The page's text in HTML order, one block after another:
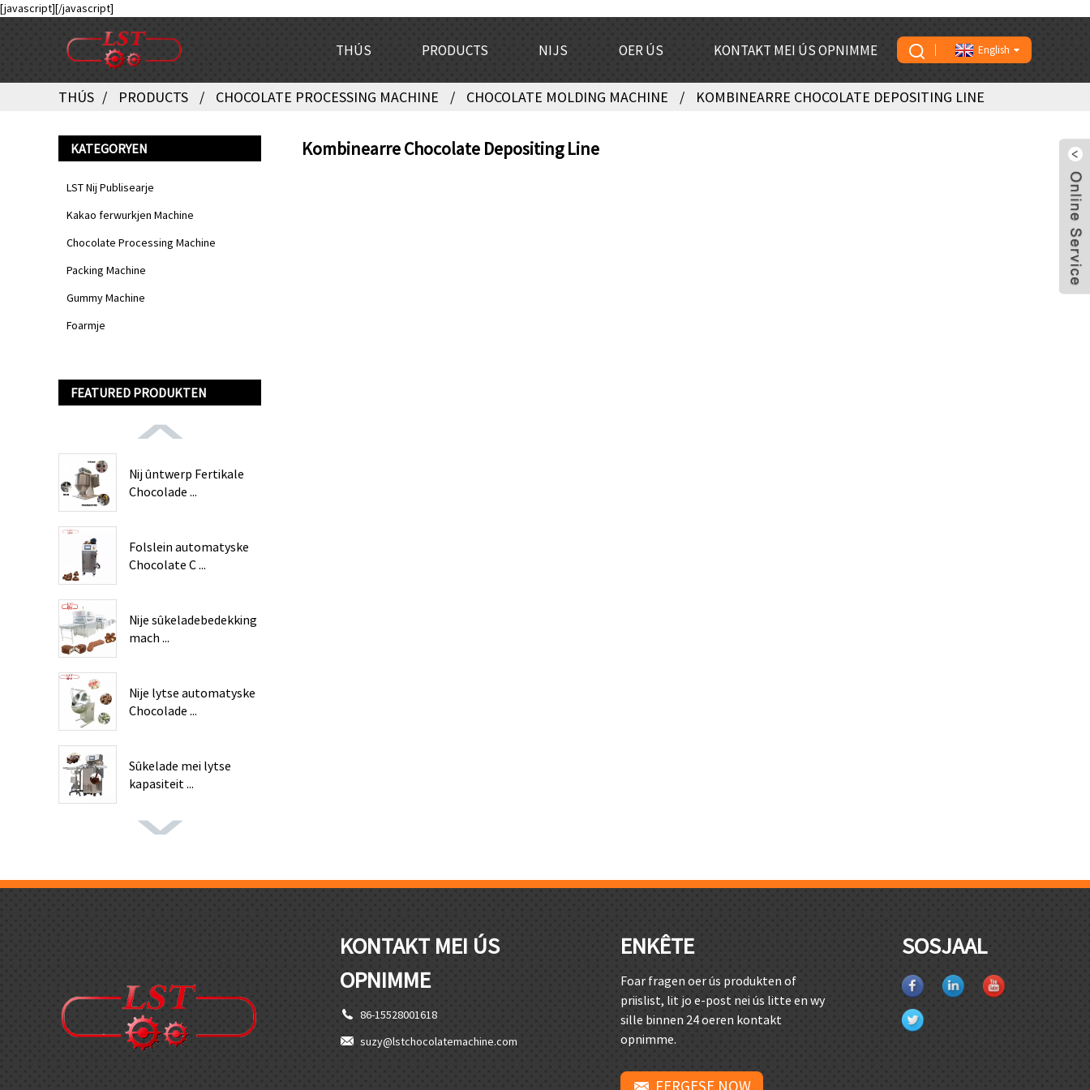
[javascript][/javascript]
THÚS PRODUCTS NIJS OER ÚS KONTAKT MEI ÚS OPNIMME English
THÚS PRODUCTS CHOCOLATE PROCESSING MACHINE CHOCOLATE MOLDING MACHINE KOMBINEARRE CHOCOLATE DEPOSITING LINE
KATEGORYEN
LST Nij Publisearje
Kakao ferwurkjen Machine
Chocolate Processing Machine
Packing Machine
Gummy Machine
Foarmje
FEATURED PRODUKTEN
Nij ûntwerp Fertikale
Chocolade ...
Folslein automatyske
Chocolate C ...
Nije sûkeladebedekking
mach ...
Nije lytse automatyske
Chocolade ...
Sûkelade mei lytse
kapasiteit ...
Kombinearre Chocolate Depositing Line
KONTAKT MEI ÚS
OPNIMME
86-15528001618
suzy@lstchocolatemachine.com
ENKÊTE
Foar fragen oer ús produkten of
priislist, lit jo e-post nei ús litte en wy
sille binnen 24 oeren kontakt
opnimme.
FERGESE NOW
SOSJAAL